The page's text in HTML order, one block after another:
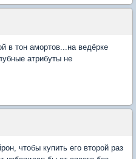
в тон амортов...на ведёрке
атрибуты не
чтобы купить его второй раз